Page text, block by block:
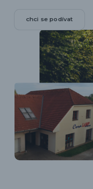
chci se podívat